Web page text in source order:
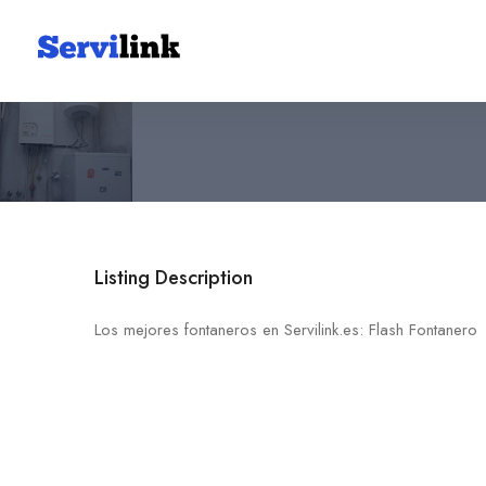
Flash Fontanero
Listing Description
Los mejores fontaneros en Servilink.es: Flash Fontanero